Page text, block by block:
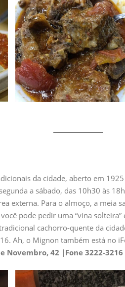
da cidade, aberto em
a sábado, das 10h30 às
externa. Para o almoço, a meia
pode pedir uma “vina
cachorro-quente da
Ah, o Mignon também está no
Novembro, 42 |Fone 3222-